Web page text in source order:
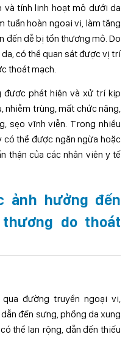
tính linh hoạt mô dưới da
tuần hoàn ngoại vi, làm tăng
đến dễ bị tổn thương mô. Do
có thể quan sát được vị trí
thoát mạch.
được phát hiện và xử trí kịp
nhiễm trùng, mất chức năng,
sẹo vĩnh viễn. Trong nhiều
thể được ngăn ngừa hoặc
thận của các nhân viên y tế
ảnh hưởng đến
do thoát
đường truyền ngoại vi,
đến sưng, phồng da xung
thể lan rộng, dẫn đến thiếu